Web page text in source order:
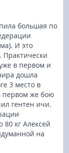
большая по
И это
в первом и
дошла
3 место в
первом же бою
гентен ичи.
80 кг Алексей
на